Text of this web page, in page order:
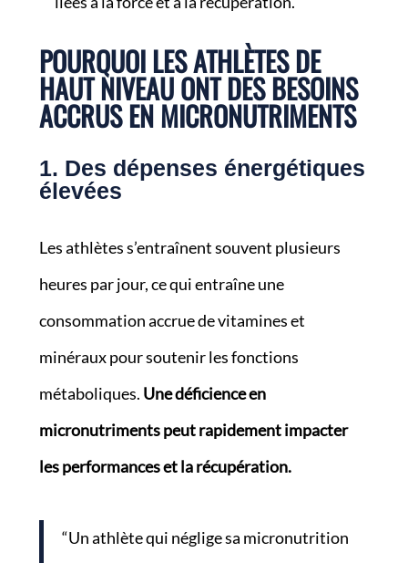
POURQUOI LES ATHLÈTES DE
HAUT NIVEAU ONT DES BESOINS
ACCRUS EN MICRONUTRIMENTS
1. Des dépenses énergétiques
élevées
Les athlètes s’entraînent souvent plusieurs
heures par jour, ce qui entraîne une
consommation accrue de vitamines et
minéraux pour soutenir les fonctions
métaboliques. Une déficience en
micronutriments peut rapidement impacter
les performances et la récupération.
“Un athlète qui néglige sa micronutrition